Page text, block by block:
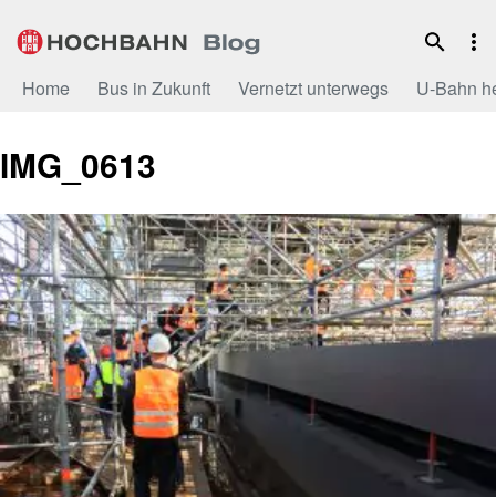
Inhalt
Home Bus in Zukunft Vernetzt unterwegs U-Bahn
IMG_0613